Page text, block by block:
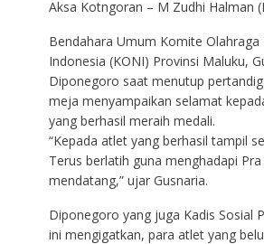
Aksa Kotngoran – M Zudhi Halman
Bendahara Umum Komite Olahraga
Indonesia (KONI) Provinsi Maluku,
Diponegoro saat menutup
meja menyampaikan selamat
yang berhasil meraih medali.
“Kepada atlet yang berhasil tampil
Terus berlatih guna menghadapi Pra
mendatang,” ujar Gusnaria.
Diponegoro yang juga Kadis Sosial
ini mengigatkan, para atlet yang